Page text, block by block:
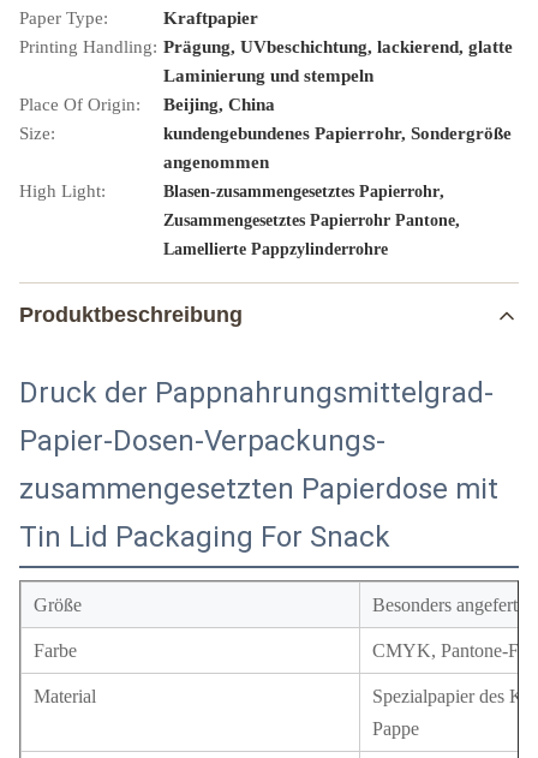
Paper Type:
Kraftpapier
Printing Handling: Prägung, UVbeschichtung, lackierend, glatte
Laminierung und stempeln
Place Of Origin:
Beijing, China
Size:
kundengebundenes Papierrohr, Sondergröße
angenommen
High Light:
Blasen-zusammengesetztes Papierrohr,
Zusammengesetztes Papierrohr Pantone,
Lamellierte Pappzylinderrohre
Produktbeschreibung
Druck der Pappnahrungsmittelgrad-
Papier-Dosen-Verpackungs-
zusammengesetzten Papierdose mit
Tin Lid Packaging For Snack
Größe Besonders angefertigt
Farbe CMYK, Pantone-
Material
Spezialpapier des
Pappe